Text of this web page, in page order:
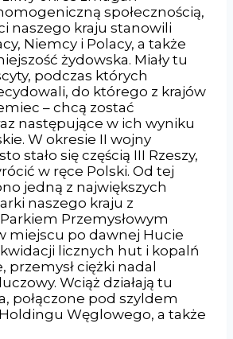
społecznością,
naszego kraju stanowili
Niemcy i Polacy, a także
żydowska. Miały tu
podczas których
do którego z krajów
– chcą zostać
następujące w ich wyniku
W okresie II wojny
stało się częścią III Rzeszy,
w ręce Polski. Od tej
jedną z największych
naszego kraju z
Przemysłowym
miejscu po dawnej Hucie
licznych hut i kopalń
przemysł ciężki nadal
Wciąż działają tu
połączone pod szyldem
Węglowego, a także